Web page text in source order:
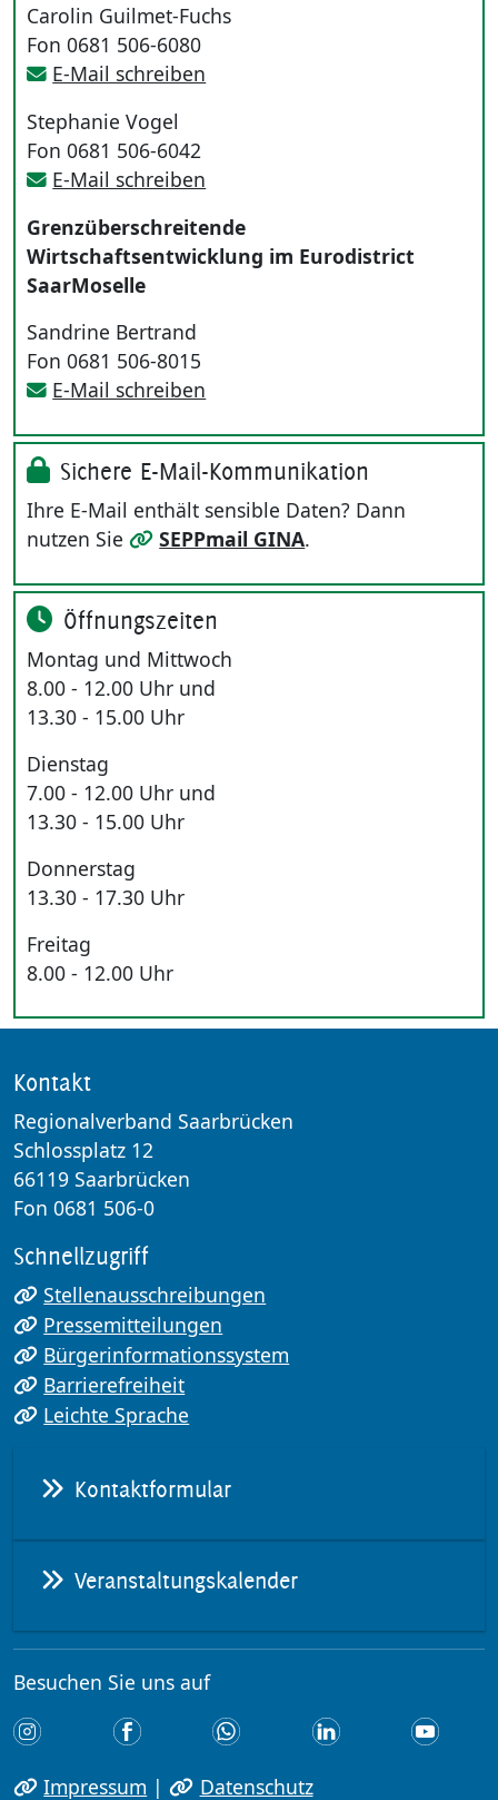
Carolin Guilmet-Fuchs
Fon 0681 506-6080
E-Mail schreiben
Stephanie Vogel
Fon 0681 506-6042
E-Mail schreiben
Grenzüberschreitende
Wirtschaftsentwicklung im Eurodistrict
SaarMoselle
Sandrine Bertrand
Fon 0681 506-8015
E-Mail schreiben
Sichere E-Mail-Kommunikation
Ihre E-Mail enthält sensible Daten? Dann
nutzen Sie
SEPPmail GINA.
Öffnungszeiten
Montag und Mittwoch
8.00 - 12.00 Uhr und
13.30 - 15.00 Uhr
Dienstag
7.00 - 12.00 Uhr und
13.30 - 15.00 Uhr
Donnerstag
13.30 - 17.30 Uhr
Freitag
8.00 - 12.00 Uhr
Kontakt
Regionalverband Saarbrücken
Schlossplatz 12
66119 Saarbrücken
Fon 0681 506-0
Schnellzugriff
Stellenausschreibungen
Pressemitteilungen
Bürgerinformationssystem
Barrierefreiheit
Leichte Sprache
Kontaktformular
Veranstaltungskalender
Besuchen Sie uns auf
Impressum | Datenschutz